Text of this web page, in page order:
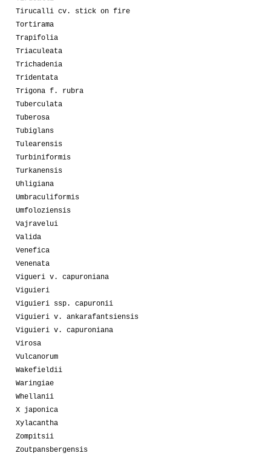
Tirucalli cv. stick on fire
Tortirama
Trapifolia
Triaculeata
Trichadenia
Tridentata
Trigona f. rubra
Tuberculata
Tuberosa
Tubiglans
Tulearensis
Turbiniformis
Turkanensis
Uhligiana
Umbraculiformis
Umfoloziensis
Vajravelui
Valida
Venefica
Venenata
Vigueri v. capuroniana
Viguieri
Viguieri ssp. capuronii
Viguieri v. ankarafantsiensis
Viguieri v. capuroniana
Virosa
Vulcanorum
Wakefieldii
Waringiae
Whellanii
X japonica
Xylacantha
Zompitsii
Zoutpansbergensis